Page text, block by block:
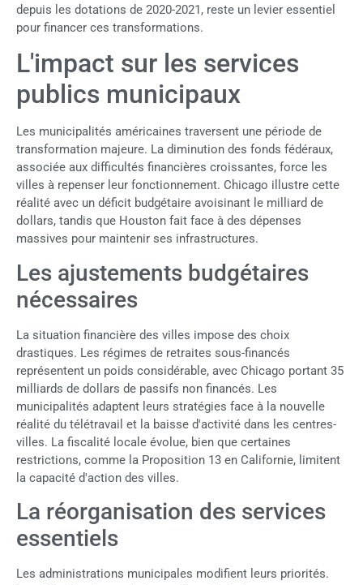
depuis les dotations de 2020-2021, reste un levier essentiel
pour financer ces transformations.
L'impact sur les services
publics municipaux
Les municipalités américaines traversent une période de
transformation majeure. La diminution des fonds fédéraux,
associée aux difficultés financières croissantes, force les
villes à repenser leur fonctionnement. Chicago illustre cette
réalité avec un déficit budgétaire avoisinant le milliard de
dollars, tandis que Houston fait face à des dépenses
massives pour maintenir ses infrastructures.
Les ajustements budgétaires
nécessaires
La situation financière des villes impose des choix
drastiques. Les régimes de retraites sous-financés
représentent un poids considérable, avec Chicago portant 35
milliards de dollars de passifs non financés. Les
municipalités adaptent leurs stratégies face à la nouvelle
réalité du télétravail et la baisse d'activité dans les centres-
villes. La fiscalité locale évolue, bien que certaines
restrictions, comme la Proposition 13 en Californie, limitent
la capacité d'action des villes.
La réorganisation des services
essentiels
Les administrations municipales modifient leurs priorités.